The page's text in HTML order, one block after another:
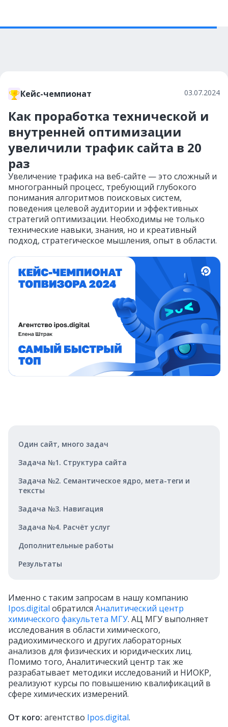
Кейс-чемпионат 03.07.2024
Как проработка технической и
внутренней оптимизации
увеличили трафик сайта в 20
раз
Увеличение трафика на веб-сайте — это сложный и
многогранный процесс, требующий глубокого
понимания алгоритмов поисковых систем,
поведения целевой аудитории и эффективных
стратегий оптимизации. Необходимы не только
технические навыки, знания, но и креативный
подход, стратегическое мышления, опыт в области.
Один сайт, много задач
Задача №1. Структура сайта
Задача №2. Семантическое ядро, мета-теги и
тексты
Задача №3. Навигация
Задача №4. Расчёт услуг
Дополнительные работы
Результаты
Именно с таким запросам в нашу компанию
Ipos.digital обратился Аналитический центр
химического факультета МГУ. АЦ МГУ выполняет
исследования в области химического,
радиохимического и других лабораторных
анализов для физических и юридических лиц.
Помимо того, Аналитический центр так же
разрабатывает методики исследований и НИОКР,
реализуют курсы по повышению квалификаций в
сфере химических измерений.
От кого: агентство Ipos.digital.